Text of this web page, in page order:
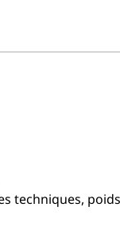
techniques,